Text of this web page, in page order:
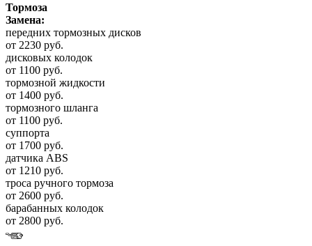
Тормоза
Замена:
передних тормозных дисков
от 2230 руб.
дисковых колодок
от 1100 руб.
тормозной жидкости
от 1400 руб.
тормозного шланга
от 1100 руб.
суппорта
от 1700 руб.
датчика ABS
от 1210 руб.
троса ручного тормоза
от 2600 руб.
барабанных колодок
от 2800 руб.